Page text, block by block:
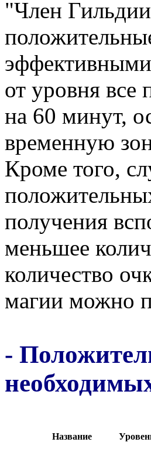
"Член
от уровня
на 60 минут,
временную
Кроме того,
получения
меньшее
количество
магии можно
-
Название